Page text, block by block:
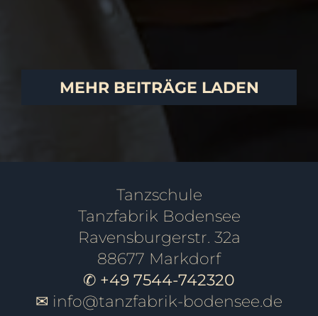
PAARE SCHÜLER
MEHR BEITRÄGE LADEN
Tanzschule
Tanzfabrik Bodensee
Ravensburgerstr. 32a
88677 Markdorf
✆ +49 7544-742320
✉ info@tanzfabrik-bodensee.de